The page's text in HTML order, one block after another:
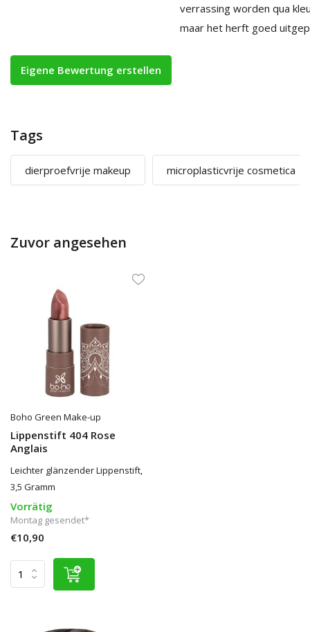
verrassing worden qua
maar het herft goed
Eigene Bewertung erstellen
Tags
dierproefvrije makeup microplasticvrije cosmetica
Zuvor angesehen
Boho Green Make-up
Lippenstift 404 Rose
Anglais
Leichter glänzender Lippenstift,
3,5 Gramm
Vorrätig
Montag gesendet*
€10,90